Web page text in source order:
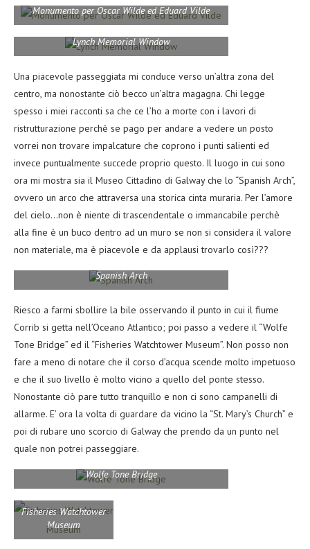
Monumento per Oscar Wilde ed Eduard Vilde
Lynch Memorial Window
Una piacevole passeggiata mi conduce verso un’altra zona del
centro, ma nonostante ciò becco un’altra magagna. Chi legge
spesso i miei racconti sa che ce l’ho a morte con i lavori di
ristrutturazione perchè se pago per andare a vedere un posto
vorrei non trovare impalcature che coprono i punti salienti ed
invece puntualmente succede proprio questo. Il luogo in cui sono
ora mi mostra sia il Museo Cittadino di Galway che lo “Spanish Arch”,
ovvero un arco che attraversa una storica cinta muraria. Per l’amore
del cielo…non è niente di trascendentale o immancabile perchè
alla fine è un buco dentro ad un muro se non si considera il valore
non materiale, ma è piacevole e da applausi trovarlo così???
Spanish Arch
Riesco a farmi sbollire la bile osservando il punto in cui il fiume
Corrib si getta nell’Oceano Atlantico; poi passo a vedere il “Wolfe
Tone Bridge” ed il “Fisheries Watchtower Museum”. Non posso non
fare a meno di notare che il corso d’acqua scende molto impetuoso
e che il suo livello è molto vicino a quello del ponte stesso.
Nonostante ciò pare tutto tranquillo e non ci sono campanelli di
allarme. E’ ora la volta di guardare da vicino la “St. Mary’s Church” e
poi di rubare uno scorcio di Galway che prendo da un punto nel
quale non potrei passeggiare.
Wolfe Tone Bridge
Fisheries Watchtower
Museum